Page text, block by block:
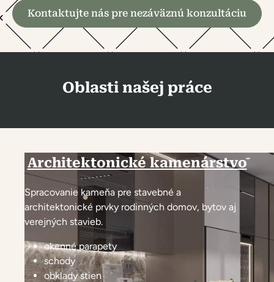
Kontaktujte nás pre nezáväznú konzultáciu
Oblasti našej práce
Architektonické kamenárstvo
Spracovanie kameňa pre stavebné a
architektonické prvky rodinných domov, bytov aj
verejných stavieb.
okenné parapety
schody
obklady stien